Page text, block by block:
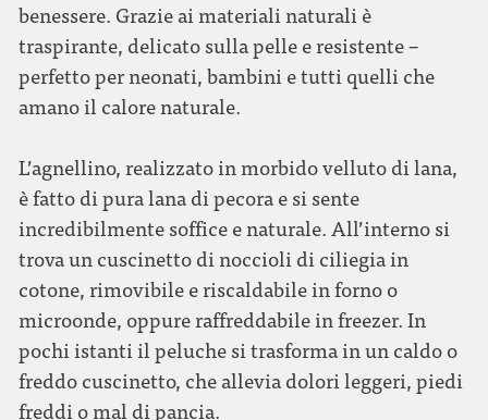
benessere. Grazie ai materiali naturali è
traspirante, delicato sulla pelle e resistente –
perfetto per neonati, bambini e tutti quelli che
amano il calore naturale.
L’agnellino, realizzato in morbido velluto di lana,
è fatto di pura lana di pecora e si sente
incredibilmente soffice e naturale. All’interno si
trova un cuscinetto di noccioli di ciliegia in
cotone, rimovibile e riscaldabile in forno o
microonde, oppure raffreddabile in freezer. In
pochi istanti il peluche si trasforma in un caldo o
freddo cuscinetto, che allevia dolori leggeri, piedi
freddi o mal di pancia.